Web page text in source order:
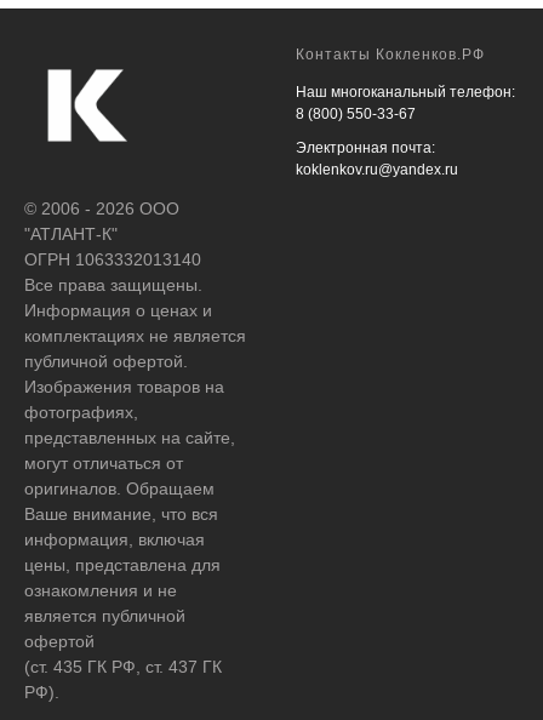
© 2006 - 2026 ООО
"АТЛАНТ-К"
ОГРН 1063332013140
Все права защищены.
Информация о ценах и
комплектациях не является
публичной офертой.
Изображения товаров на
фотографиях,
представленных на сайте,
могут отличаться от
оригиналов. Обращаем
Ваше внимание, что вся
информация, включая
цены, представлена для
ознакомления и не
является публичной
офертой
(ст. 435 ГК РФ, ст. 437 ГК
РФ).
Контакты Кокленков.РФ
Наш многоканальный телефон:
8 (800) 550-33-67
Электронная почта:
koklenkov.ru@yandex.ru